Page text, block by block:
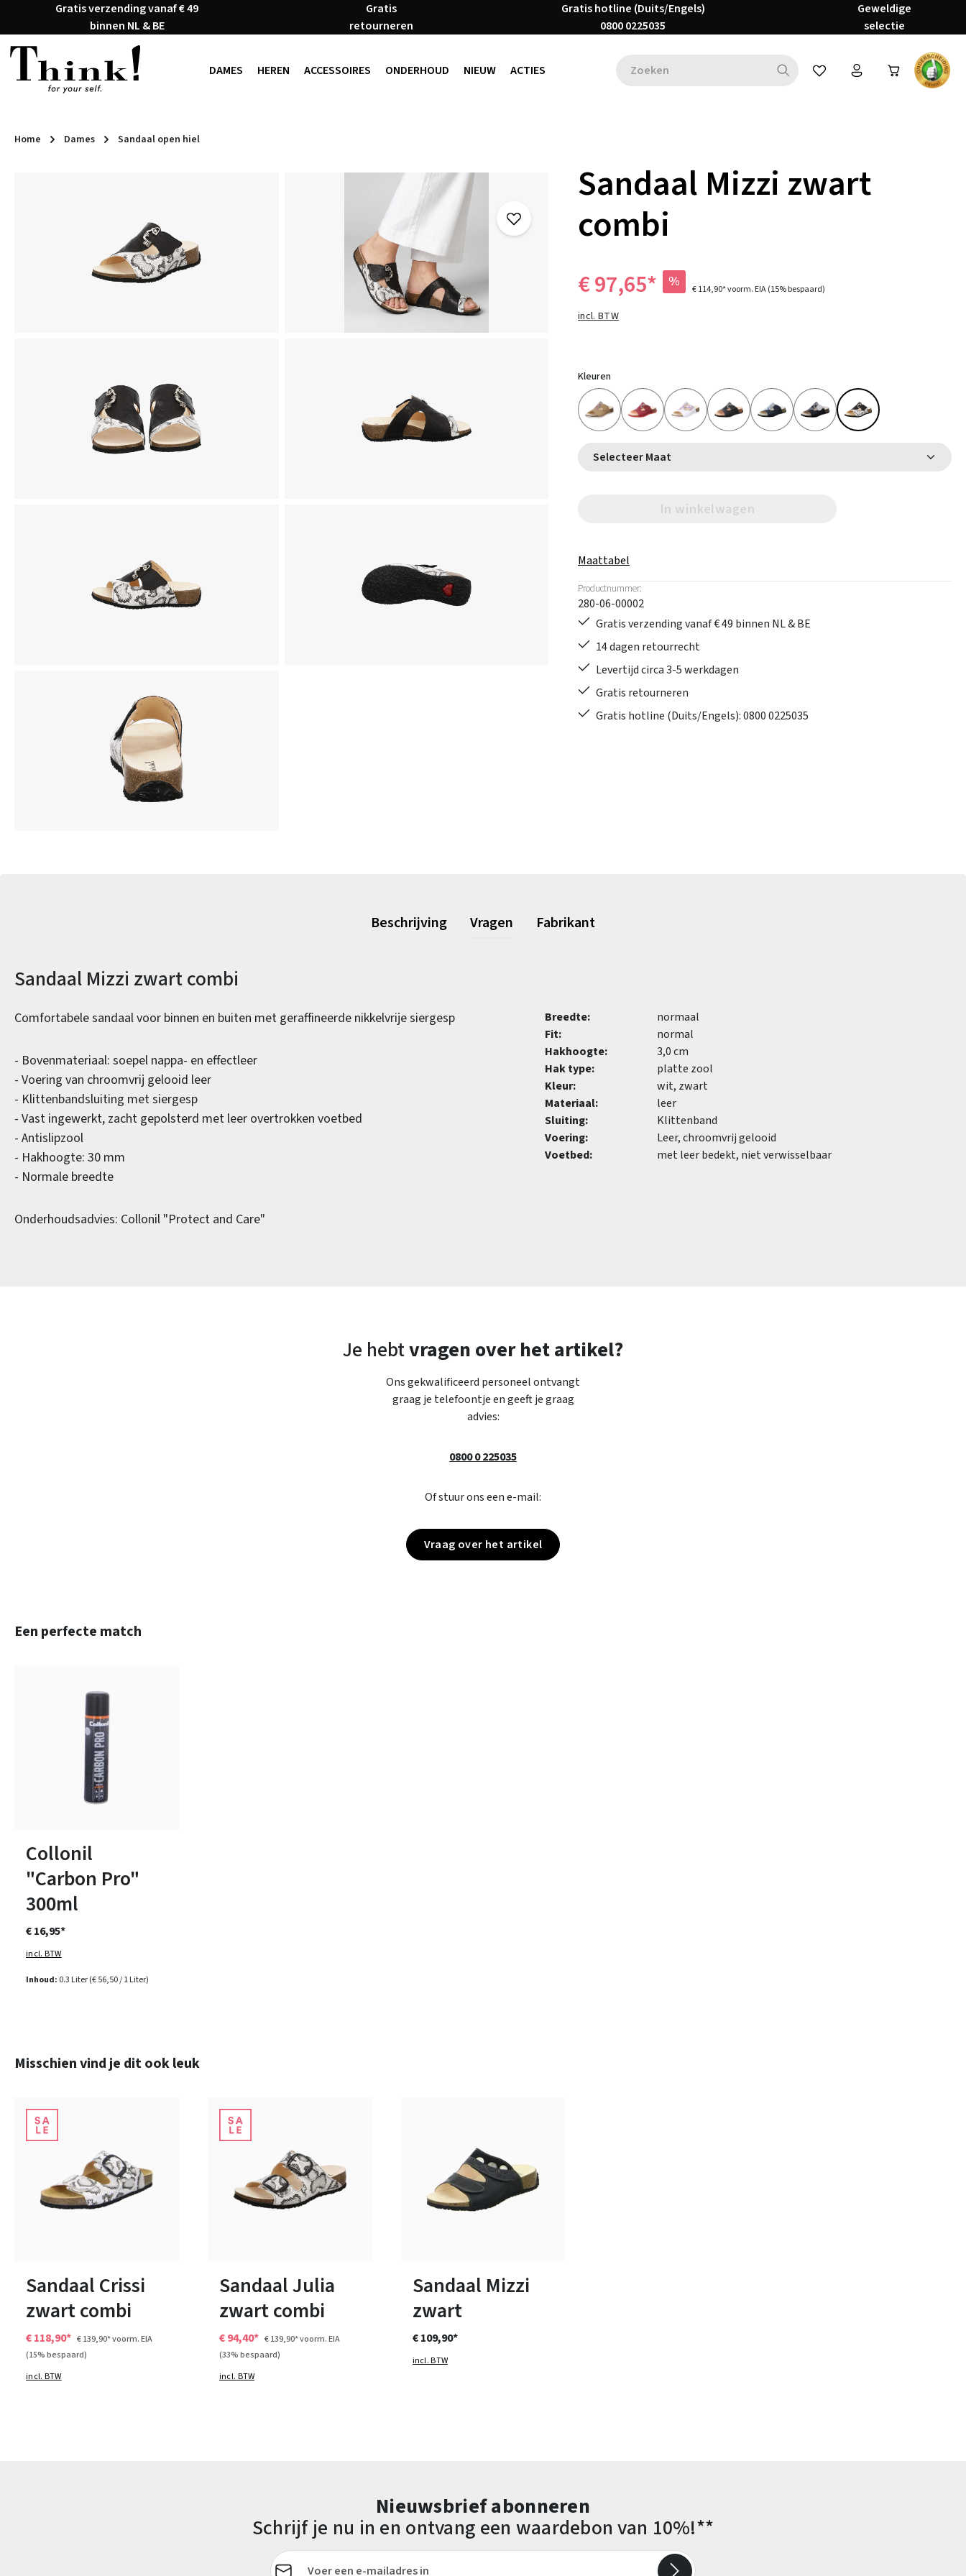
de hoofdinhoud
Ga naar de zoekopdracht
Ga naar de hoofdnavigatie
Gratis verzending vanaf € 49
binnen NL & BE
Gratis
retourneren
Gratis hotline (Duits/Engels)
0800 0225035
Geweldige
selectie
DAMES HEREN ACCESSOIRES ONDERHOUD NIEUW ACTIES Je hebt 0 items op je
Home Dames Sandaal open hiel
Sandaal Mizzi zwart
combi
€ 97,65* % € 114,90*voorm. EIA(15% bespaard)
incl. BTW
Kleuren
Selecteer Maat
In winkelwagen
Maattabel
Productnummer:
280-06-00002
Gratis verzending vanaf € 49 binnen NL & BE
14 dagen retourrecht
Levertijd circa 3-5 werkdagen
Gratis retourneren
Gratis hotline (Duits/Engels): 0800 0225035
Beschrijving Vragen Fabrikant
Productinformatie
Sandaal Mizzi zwart combi
Comfortabele sandaal voor binnen en buiten met geraffineerde nikkelvrije siergesp
- Bovenmateriaal: soepel nappa- en effectleer
- Voering van chroomvrij gelooid leer
- Klittenbandsluiting met siergesp
- Vast ingewerkt, zacht gepolsterd met leer overtrokken voetbed
- Antislipzool
- Hakhoogte: 30 mm
- Normale breedte
Onderhoudsadvies: Collonil "Protect and Care"
Breedte:
normaal
Fit:
normal
Hakhoogte:
3,0 cm
Hak type:
platte zool
Kleur:
wit, zwart
Materiaal:
leer
Sluiting:
Klittenband
Voering:
Leer, chroomvrij gelooid
Voetbed:
met leer bedekt, niet verwisselbaar
Je hebtvragen over het artikel?
Ons gekwalificeerd personeel ontvangt
graag je telefoontje en geeft je graag
advies:
0800 0 225035
Of stuur ons een e-mail:
Vraag over het artikel
Productgalerij overslaan
Een perfecte match
Collonil
"Carbon Pro"
300ml
Inhoud: 0.3 Liter(€ 56,50 / 1 Liter)
€ 16,95*
incl. BTW
Productgalerij overslaan
Misschien vind je dit ook leuk
Sandaal Crissi
zwart combi
€ 118,90* € 139,90*voorm. EIA
(15% bespaard)
incl. BTW
Sandaal Julia
zwart combi
€ 94,40* € 139,90*voorm. EIA
(33% bespaard)
incl. BTW
Sandaal Mizzi
zwart
€ 109,90*
incl. BTW
Nieuwsbrief abonneren
Schrijf je nu in en ontvang een waardebon van 10%!**
E-mailadres*